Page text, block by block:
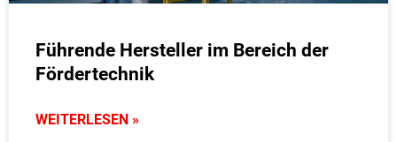
Führende Hersteller im Bereich der
Fördertechnik
WEITERLESEN »